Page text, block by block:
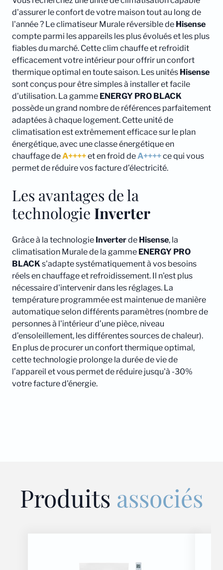
d'assurer le confort de votre maison tout au long de
l'année ? Le climatiseur Murale réversible de Hisense
compte parmi les appareils les plus évolués et les plus
fiables du marché. Cette clim chauffe et refroidit
efficacement votre intérieur pour offrir un confort
thermique optimal en toute saison. Les unités Hisense
sont conçus pour être simples à installer et facile
d'utilisation. La gamme ENERGY PRO BLACK
possède un grand nombre de références parfaitement
adaptées à chaque logement. Cette unité de
climatisation est extrêmement efficace sur le plan
énergétique, avec une classe énergétique en
chauffage deA++++et en froid deA++++ce qui vous
permet de réduire vos facture d’électricité.
Les avantages de la
technologie Inverter
Grâce à la technologie Inverterde Hisense, la
climatisation Murale de la gamme ENERGY PRO
BLACKs'adapte systématiquement à vos besoins
réels en chauffage et refroidissement. Il n'est plus
nécessaire d'intervenir dans les réglages. La
température programmée est maintenue de manière
automatique selon différents paramètres (nombre de
personnes à l'intérieur d’une pièce, niveau
d’ensoleillement, les différentes sources de chaleur).
En plus de procurer un confort thermique optimal,
cette technologie prolonge la durée de vie de
l’appareil et vous permet de réduire jusqu'à -30%
votre facture d'énergie.
Produits associés